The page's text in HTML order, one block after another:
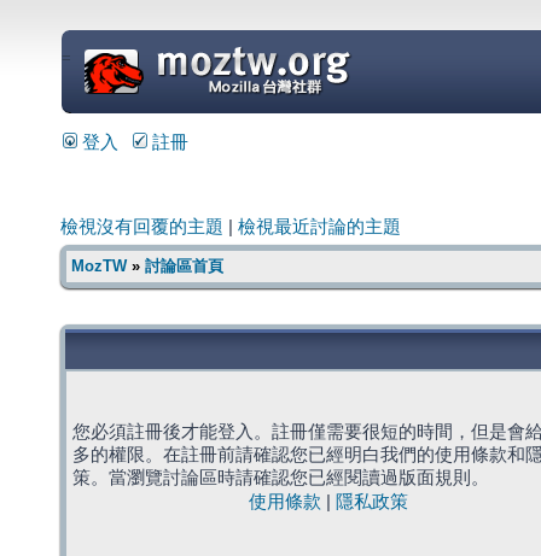
=
登入 註冊
檢視沒有回覆的主題 檢視最近討論的主題
MozTW» 討論區首頁
您必須註冊後才能登入。註冊僅需要很短的時間，但是會
多的權限。在註冊前請確認您已經明白我們的使用條款和
策。當瀏覽討論區時請確認您已經閱讀過版面規則。
使用條款
隱私政策